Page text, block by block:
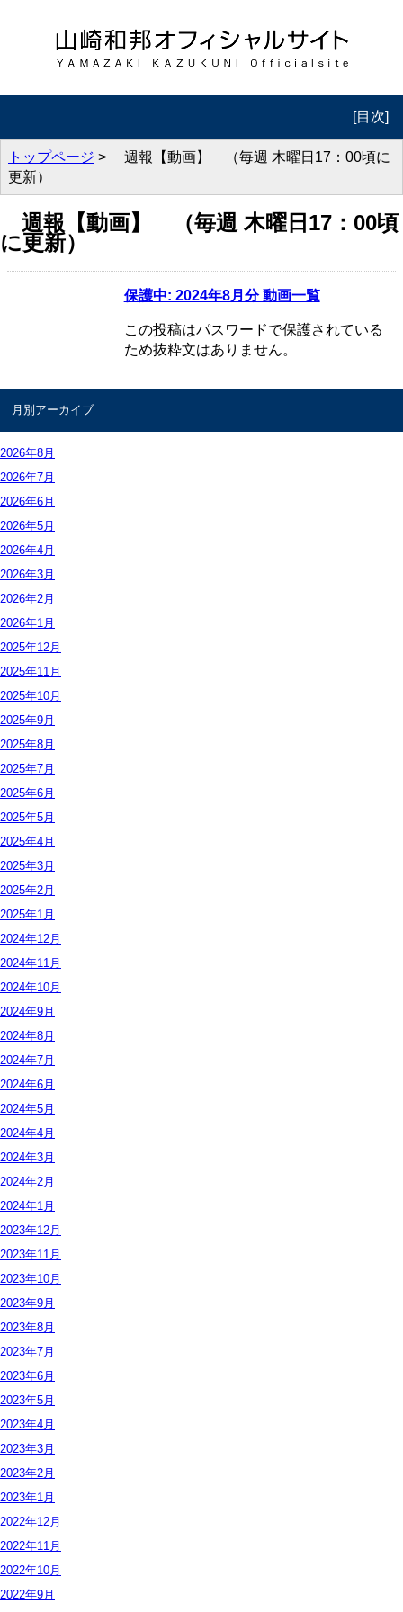
[目次]
トップ
プロフィール
週報 投機の流儀
お問合せ
トップページ > 週報【動画】 （毎週 木曜日17：00頃に
更新）
週報【動画】 （毎週 木曜日17：00頃
に更新）
保護中: 2024年8月分 動画一覧
この投稿はパスワードで保護されている
ため抜粋文はありません。
月別アーカイブ
2026年8月
2026年7月
2026年6月
2026年5月
2026年4月
2026年3月
2026年2月
2026年1月
2025年12月
2025年11月
2025年10月
2025年9月
2025年8月
2025年7月
2025年6月
2025年5月
2025年4月
2025年3月
2025年2月
2025年1月
2024年12月
2024年11月
2024年10月
2024年9月
2024年8月
2024年7月
2024年6月
2024年5月
2024年4月
2024年3月
2024年2月
2024年1月
2023年12月
2023年11月
2023年10月
2023年9月
2023年8月
2023年7月
2023年6月
2023年5月
2023年4月
2023年3月
2023年2月
2023年1月
2022年12月
2022年11月
2022年10月
2022年9月